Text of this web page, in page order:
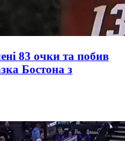
83 очки та побив
Бостона з